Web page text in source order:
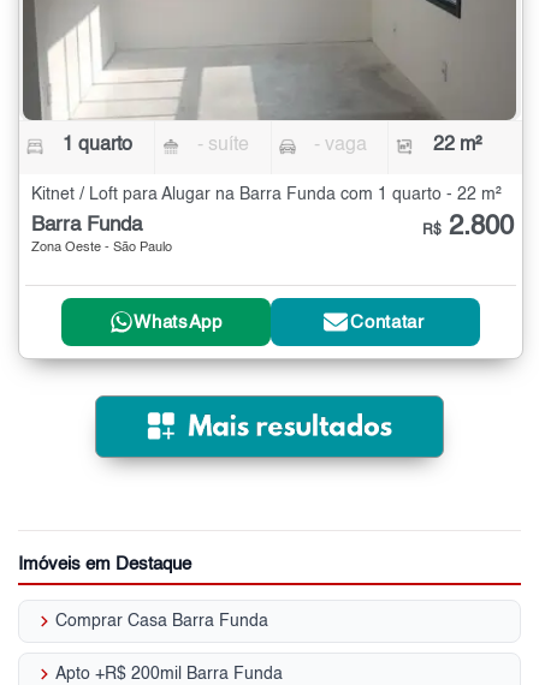
1 quarto - suíte - vaga 22 m²
Kitnet / Loft para Alugar na Barra Funda com 1 quarto - 22 m²
Barra Funda
Zona Oeste - São Paulo
R$ 2.800
WhatsApp Contatar
Imóveis em Destaque
keyboard_arrow_right Comprar Casa Barra Funda
keyboard_arrow_right Apto +R$ 200mil Barra Funda